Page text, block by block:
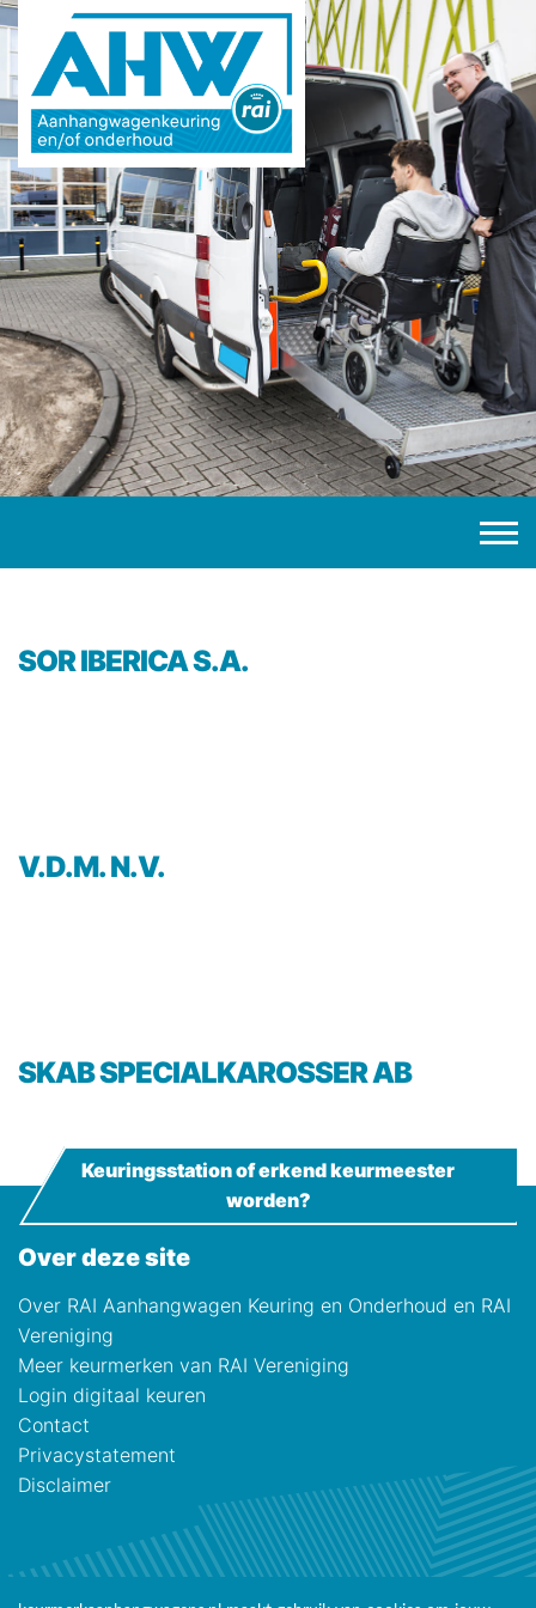
SOR IBERICA S.A.
V.D.M. N.V.
SKAB SPECIALKAROSSER AB
Over deze site
Over RAI Aanhangwagen Keuring en Onderhoud en RAI
Vereniging
Meer keurmerken van RAI Vereniging
Login digitaal keuren
Contact
Privacystatement
Disclaimer
Keuringsstation of erkend keurmeester
worden?